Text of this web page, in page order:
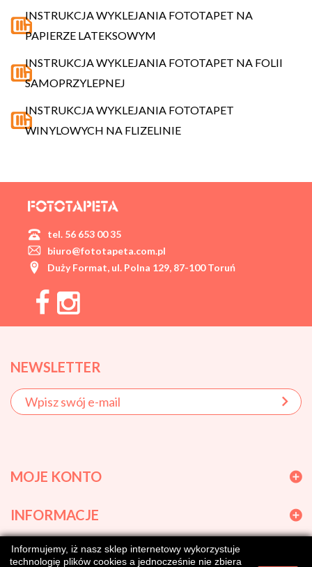
INSTRUKCJA WYKLEJANIA FOTOTAPET NA
PAPIERZE LATEKSOWYM
INSTRUKCJA WYKLEJANIA FOTOTAPET NA FOLII
SAMOPRZYLEPNEJ
INSTRUKCJA WYKLEJANIA FOTOTAPET
WINYLOWYCH NA FLIZELINIE
tel. 56 653 00 35
biuro@fototapeta.com.pl
Duży Format, ul. Polna 129, 87-100 Toruń
NEWSLETTER
MOJE KONTO
INFORMACJE
GODZINY OTWARCIA
Informujemy, iż nasz sklep internetowy wykorzystuje
technologię plików cookies a jednocześnie nie zbiera